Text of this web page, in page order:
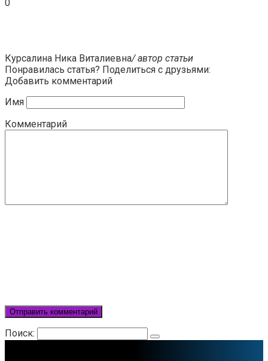
0
Курсалина Ника Виталиевна/ автор статьи
Понравилась статья? Поделиться с друзьями:
Добавить комментарий
Имя
Комментарий
Поиск: